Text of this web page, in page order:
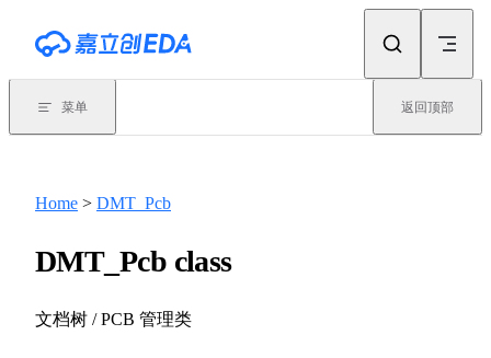
菜单 返回顶部
Home > DMT_Pcb
DMT_Pcb class
文档树 / PCB 管理类